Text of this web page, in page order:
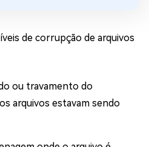
de corrupção de arquivos
ou travamento do
arquivos estavam sendo